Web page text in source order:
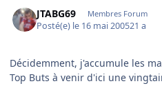
JTABG69 Membres Forum
Posté(e) le 16 mai 200521 a
Décidemment, j'accumule les
Top Buts à venir d'ici une